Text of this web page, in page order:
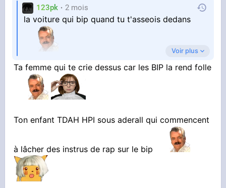
123pk 2 mois
la voiture qui bip quand tu t'asseois dedans
la voiture qui bip quand tu recules
la voiture qui bip quand tu doubles
Voir plus
Ta femme qui te crie dessus car les BIP la rend folle
Ton enfant TDAH HPI sous aderall qui commencent
à lâcher des instrus de rap sur le bip